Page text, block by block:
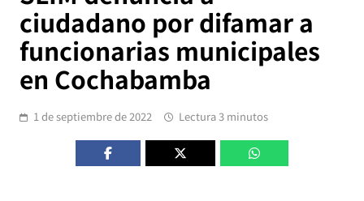
ciudadano por difamar a
funcionarias municipales
en Cochabamba
1 de septiembre de 2022 Lectura 3 minutos